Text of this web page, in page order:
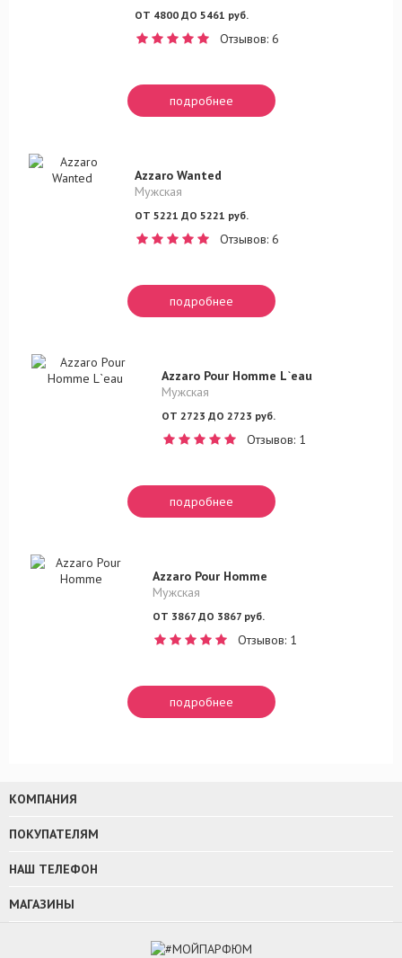
ОТ 4800 ДО 5461 руб.
Отзывов: 6
подробнее
Azzaro Wanted
Мужская
ОТ 5221 ДО 5221 руб.
Отзывов: 6
подробнее
Azzaro Pour Homme L`eau
Мужская
ОТ 2723 ДО 2723 руб.
Отзывов: 1
подробнее
Azzaro Pour Homme
Мужская
ОТ 3867 ДО 3867 руб.
Отзывов: 1
подробнее
КОМПАНИЯ
ПОКУПАТЕЛЯМ
НАШ ТЕЛЕФОН
МАГАЗИНЫ